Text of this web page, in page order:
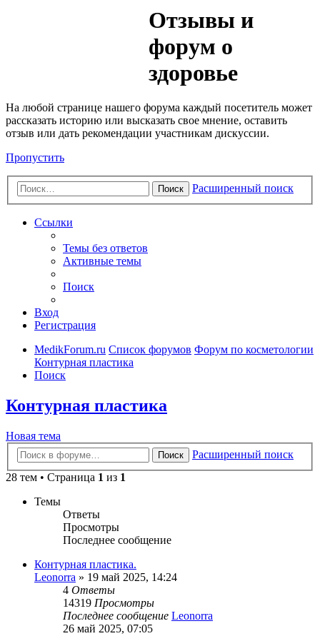
Отзывы и
форум о
здоровье
На любой странице нашего форума каждый посетитель может
рассказать историю или высказать свое мнение, оставить
отзыв или дать рекомендации участникам дискуссии.
Пропустить
Поиск Расширенный поиск
Ссылки
Темы без ответов
Активные темы
Поиск
Вход
Регистрация
MedikForum.ru Список форумов Форум по косметологии
Контурная пластика
Поиск
Контурная пластика
Новая тема
Поиск
Расширенный поиск
28 тем • Страница 1 из 1
Темы
Ответы
Просмотры
Последнее сообщение
Контурная пластика.
Leonorra » 19 май 2025, 14:24
4 Ответы
14319 Просмотры
Последнее сообщение Leonorra
26 май 2025, 07:05